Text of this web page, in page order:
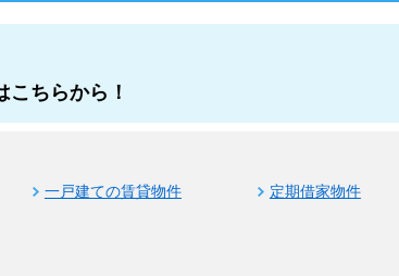
ちらから！
一戸建ての賃貸物件
定期借家物件